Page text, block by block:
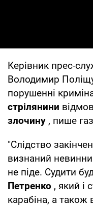
Керівник прес-
Володимир
порушенні
стрілянини
злочину , пише
"Слідство
визнаний
не піде. Судити
Петренко , який і
карабіна, а також